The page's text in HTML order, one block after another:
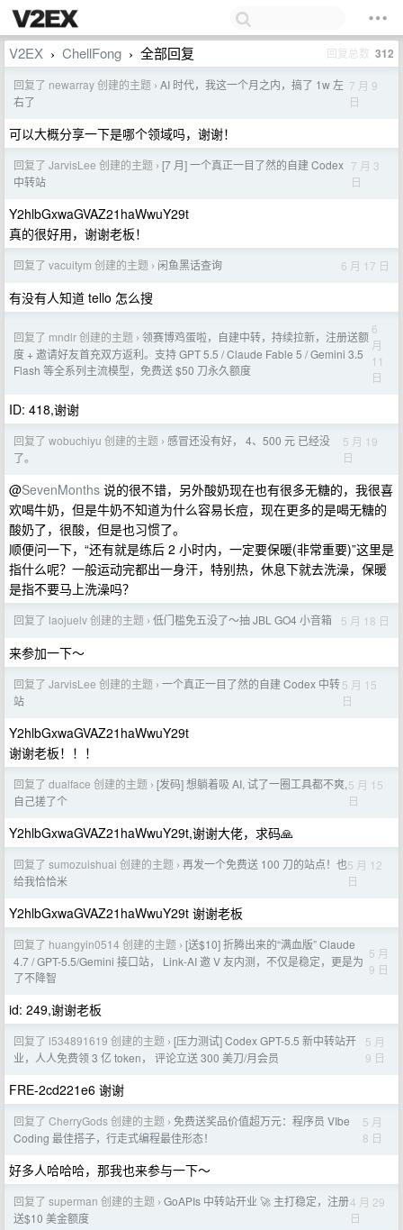
V2EX › ChellFong › 全部回复 回复总数 312
回复了 newarray 创建的主题 › AI 时代，我这一个月之内，搞了 1w 左
右了
7 月 9
日
可以大概分享一下是哪个领域吗，谢谢！
回复了 JarvisLee 创建的主题 › [7 月] 一个真正一目了然的自建 Codex
中转站
7 月 3
日
Y2hlbGxwaGVAZ21haWwuY29t
真的很好用，谢谢老板！
回复了 vacuitym 创建的主题 › 闲鱼黑话查询 6 月 17 日
有没有人知道 tello 怎么搜
回复了 mndlr 创建的主题 › 领赛博鸡蛋啦，自建中转，持续拉新，注册送额
度 + 邀请好友首充双方返利。支持 GPT 5.5 / Claude Fable 5 / Gemini 3.5
Flash 等全系列主流模型，免费送 $50 刀永久额度
6
月
11
日
ID: 418,谢谢
回复了 wobuchiyu 创建的主题 › 感冒还没有好， 4、500 元 已经没
了。
5 月 19
日
@SevenMonths 说的很不错，另外酸奶现在也有很多无糖的，我很喜
欢喝牛奶，但是牛奶不知道为什么容易长痘，现在更多的是喝无糖的
酸奶了，很酸，但是也习惯了。
顺便问一下，“还有就是练后 2 小时内，一定要保暖(非常重要)”这里是
指什么呢？一般运动完都出一身汗，特别热，休息下就去洗澡，保暖
是指不要马上洗澡吗？
回复了 laojuelv 创建的主题 › 低门槛免五没了～抽 JBL GO4 小音箱 5 月 18 日
来参加一下～
回复了 JarvisLee 创建的主题 › 一个真正一目了然的自建 Codex 中转
站
5 月 15
日
Y2hlbGxwaGVAZ21haWwuY29t
谢谢老板！！！
回复了 dualface 创建的主题 › [发码] 想躺着吸 AI, 试了一圈工具都不爽,
自己搓了个
5 月 15
日
Y2hlbGxwaGVAZ21haWwuY29t,谢谢大佬，求码🙏
回复了 sumozuishuai 创建的主题 › 再发一个免费送 100 刀的站点！也
给我恰恰米
5 月 12
日
Y2hlbGxwaGVAZ21haWwuY29t 谢谢老板
回复了 huangyin0514 创建的主题 › [送$10] 折腾出来的“满血版” Claude
4.7 / GPT-5.5/Gemini 接口站， Link-AI 邀 V 友内测，不仅是稳定，更是为
了不降智
5 月
9 日
id: 249,谢谢老板
回复了 l534891619 创建的主题 › [压力测试] Codex GPT-5.5 新中转站开
业，人人免费领 3 亿 token， 评论立送 300 美刀/月会员
5 月
9 日
FRE-2cd221e6 谢谢
回复了 CherryGods 创建的主题 › 免费送奖品价值超万元：程序员 VIbe
Coding 最佳搭子，行走式编程最佳形态！
5 月
8 日
好多人哈哈哈，那我也来参与一下～
回复了 superman 创建的主题 › GoAPIs 中转站开业 🚀 主打稳定，注册
送$10 美金额度
4 月 29
日